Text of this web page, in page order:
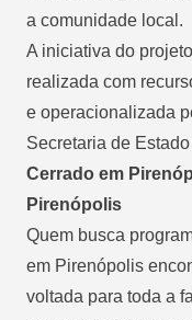
a comunidade local.
A iniciativa do
realizada com
e operacionalizada
Secretaria de
Cerrado em
Pirenópolis
Quem busca
em Pirenópolis
voltada para toda a